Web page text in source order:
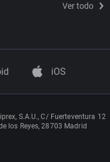
Ver todo
iOS
S.A.U., C/ Fuerteventura 12
los Reyes, 28703 Madrid